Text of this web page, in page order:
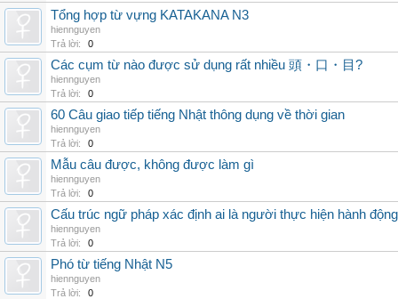
Tổng hợp từ vựng KATAKANA N3
hiennguyen
Trả lời:
0
Các cụm từ nào được sử dụng rất nhiều 頭・口・目?
hiennguyen
Trả lời:
0
60 Câu giao tiếp tiếng Nhật thông dụng về thời gian
hiennguyen
Trả lời:
0
Mẫu câu được, không được làm gì
hiennguyen
Trả lời:
0
Cấu trúc ngữ pháp xác định ai là người thực hiện hành động
hiennguyen
Trả lời:
0
Phó từ tiếng Nhật N5
hiennguyen
Trả lời:
0